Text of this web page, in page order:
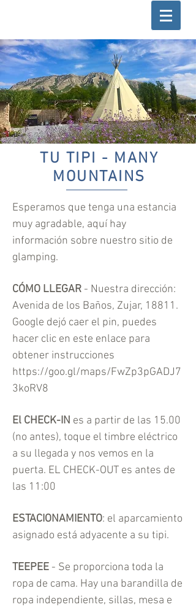
TU TIPI - MANY
MOUNTAINS
Esperamos que tenga una estancia
muy agradable, aquí hay
información sobre nuestro sitio de
glamping.
CÓMO LLEGAR - Nuestra dirección:
Avenida de los Baños, Zujar, 18811.
Google dejó caer el pin, puedes
hacer clic en este enlace para
obtener instrucciones
https://goo.gl/maps/FwZp3pGADJ7
3koRV8
El CHECK-IN es a partir de las 15.00
(no antes), toque el timbre eléctrico
a su llegada y nos vemos en la
puerta. EL CHECK-OUT es antes de
las 11:00
ESTACIONAMIENTO: el aparcamiento
asignado está adyacente a su tipi.
TEEPEE - Se proporciona toda la
ropa de cama. Hay una barandilla de
ropa independiente, sillas, mesa e